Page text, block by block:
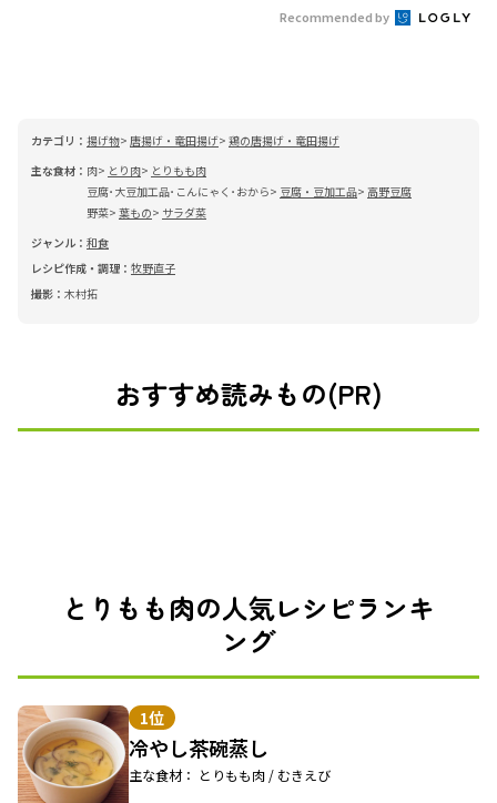
Recommended by
カテゴリ： 揚げ物 唐揚げ・竜田揚げ 鶏の唐揚げ・竜田揚げ
主な食材： 肉 とり肉
とりもも肉
豆腐･大豆加工品･こんにゃく･おから
豆腐・豆加工品 高野豆腐
野菜 葉もの
サラダ菜
ジャンル： 和食
レシピ作成・調理： 牧野直子
撮影： 木村拓
おすすめ読みもの(PR)
とりもも肉の人気レシピランキ
ング
1位
冷やし茶碗蒸し
主な食材： とりもも肉 / むきえび